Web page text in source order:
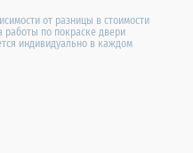
от разницы в стоимости
работы по покраске двери
индивидуально в каждом